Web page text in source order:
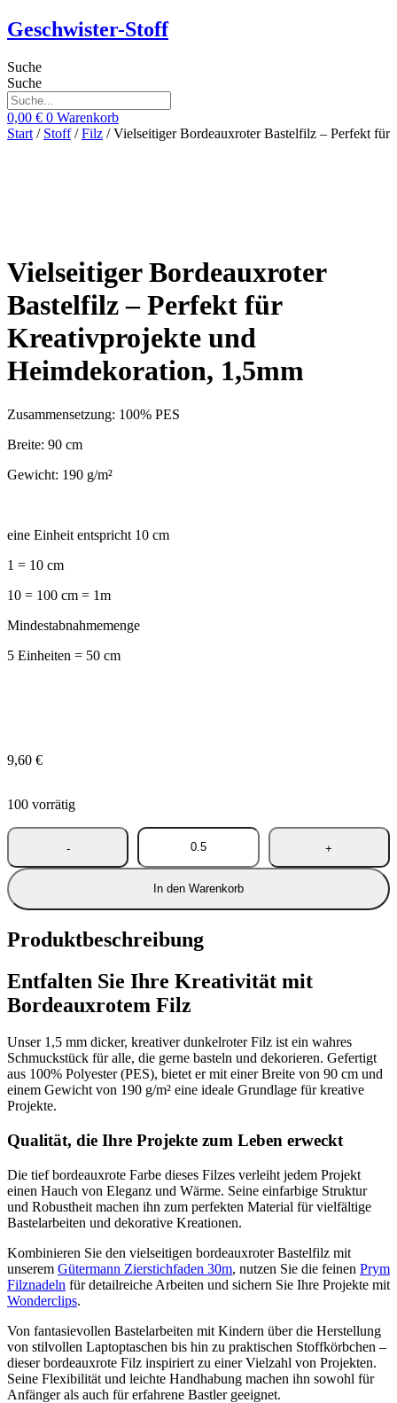
Zum
Inhalt
Geschwister-Stoff
Suche
Suche
0,00 € 0 Warenkorb
Start / Stoff/Filz / Vielseitiger Bordeauxroter Bastelfilz – Perfekt
Vielseitiger Bordeauxroter
Bastelfilz – Perfekt für
Kreativprojekte und
Heimdekoration, 1,5mm
Zusammensetzung: 100% PES
Breite: 90 cm
Gewicht: 190 g/m²
eine Einheit entspricht 10 cm
1 = 10 cm
10 = 100 cm = 1m
Mindestabnahmemenge
5 Einheiten = 50 cm
9,60 €
100 vorrätig
In den Warenkorb
Produktbeschreibung
Entfalten Sie Ihre Kreativität mit
Bordeauxrotem Filz
Unser 1,5 mm dicker, kreativer dunkelroter Filz ist ein wahres
Schmuckstück für alle, die gerne basteln und dekorieren. Gefertigt
aus 100% Polyester (PES), bietet er mit einer Breite von 90 cm und
einem Gewicht von 190 g/m² eine ideale Grundlage für kreative
Projekte.
Qualität, die Ihre Projekte zum Leben erweckt
Die tief bordeauxrote Farbe dieses Filzes verleiht jedem Projekt
einen Hauch von Eleganz und Wärme. Seine einfarbige Struktur
und Robustheit machen ihn zum perfekten Material für vielfältige
Bastelarbeiten und dekorative Kreationen.
Kombinieren Sie den vielseitigen bordeauxroter Bastelfilz mit
unserem Gütermann Zierstichfaden 30m, nutzen Sie die feinen Prym
Filznadeln für detailreiche Arbeiten und sichern Sie Ihre Projekte mit
Wonderclips.
Von fantasievollen Bastelarbeiten mit Kindern über die Herstellung
von stilvollen Laptoptaschen bis hin zu praktischen Stoffkörbchen –
dieser bordeauxrote Filz inspiriert zu einer Vielzahl von Projekten.
Seine Flexibilität und leichte Handhabung machen ihn sowohl für
Anfänger als auch für erfahrene Bastler geeignet.